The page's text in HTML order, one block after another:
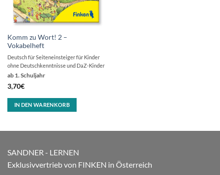
Komm zu Wort! 2 –
Vokabelheft
ab 1. Schuljahr
3,70€
Deutsch für Seiteneinsteiger für Kinder
ohne Deutschkenntnisse und DaZ-Kinder
IN DEN WARENKORB
SANDNER - LERNEN
Exklusivvertrieb von FINKEN in Österreich